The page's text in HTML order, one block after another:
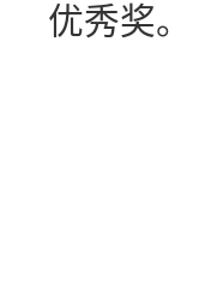
优秀奖。